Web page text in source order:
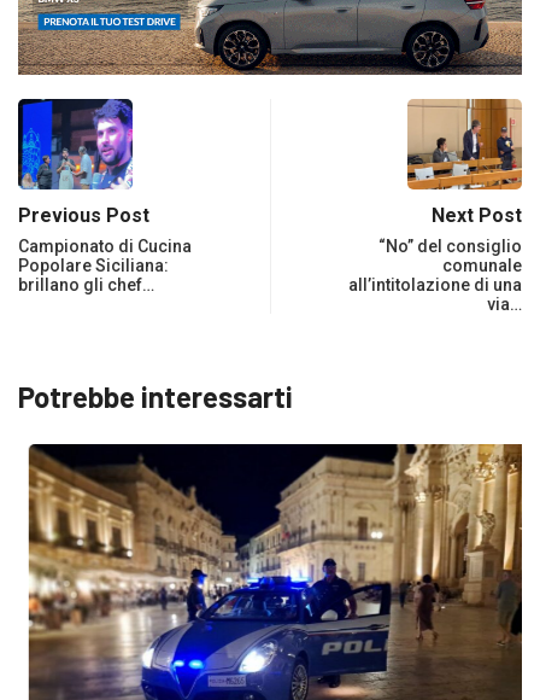
Previous Post
Campionato di Cucina
Popolare Siciliana:
brillano gli chef…
Next Post
“No” del consiglio
comunale
all’intitolazione di una
via…
Potrebbe interessarti